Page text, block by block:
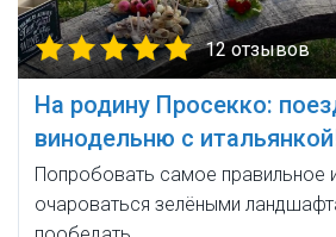
12 отзывов
На родину Просекко:
винодельню с
Попробовать самое правильное
очароваться зелёными